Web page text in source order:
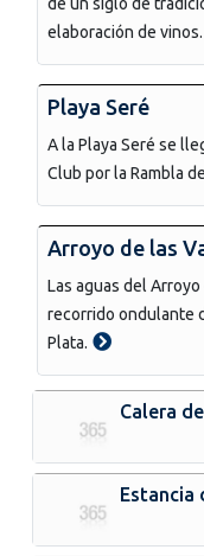
elaboración de vinos.
Playa Seré
A la Playa Seré se
Club por la Rambla
Arroyo de las
Las aguas del
recorrido ondulante
Plata.
Calera
Estancia